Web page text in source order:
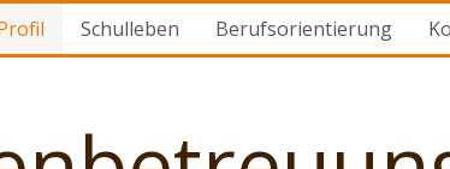
Schulleben Berufsorientierung